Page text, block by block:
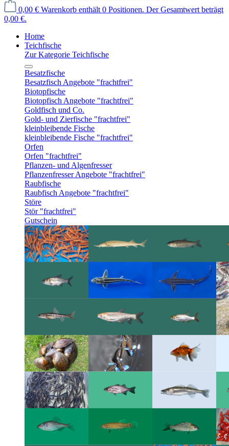
0,00 € Warenkorb enthält 0 Positionen. Der Gesamtwert beträgt
0,00 €.
Home
Teichfische
Zur Kategorie Teichfische
Besatzfische
Besatzfisch Angebote "frachtfrei"
Biotopfische
Biotopfisch Angebote "frachtfrei"
Goldfisch und Co.
Gold- und Zierfische "frachtfrei"
kleinbleibende Fische
kleinbleibende Fische "frachtfrei"
Orfen
Orfen "frachtfrei"
Pflanzen- und Algenfresser
Pflanzenfresser Angebote "frachtfrei"
Raubfische
Raubfisch Angebote "frachtfrei"
Störe
Stör "frachtfrei"
Gutschein